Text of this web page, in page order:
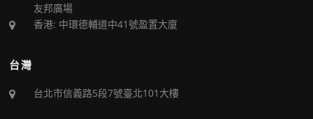
友邦廣場
香港: 中環德輔道中41號盈置大廈
台灣
台北市信義路5段7號臺北101大樓